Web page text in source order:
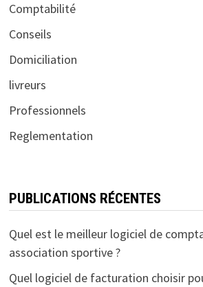
Comptabilité
Conseils
Domiciliation
livreurs
Professionnels
Reglementation
PUBLICATIONS RÉCENTES
Quel est le meilleur logiciel de
association sportive ?
Quel logiciel de facturation choisir